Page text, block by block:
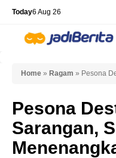
Skip
content
Today6 Aug 26
Home » Ragam » Pesona
Pesona
Sarangan,